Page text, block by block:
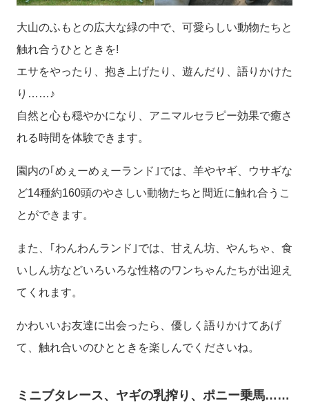
大山のふもとの広大な緑の中で、可愛らしい動物たちと
触れ合うひとときを!
エサをやったり、抱き上げたり、遊んだり、語りかけた
り……♪
自然と心も穏やかになり、アニマルセラピー効果で癒さ
れる時間を体験できます。
園内の｢めぇーめぇーランド｣では、羊やヤギ、ウサギな
ど14種約160頭のやさしい動物たちと間近に触れ合うこ
とができます。
また、｢わんわんランド｣では、甘えん坊、やんちゃ、食
いしん坊などいろいろな性格のワンちゃんたちが出迎え
てくれます。
かわいいお友達に出会ったら、優しく語りかけてあげ
て、触れ合いのひとときを楽しんでくださいね。
ミニブタレース、ヤギの乳搾り、ポニー乗馬……